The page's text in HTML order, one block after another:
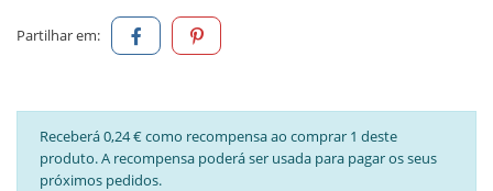
Partilhar em:
Receberá 0,24 € como recompensa ao comprar 1 deste
produto. A recompensa poderá ser usada para pagar os seus
próximos pedidos.